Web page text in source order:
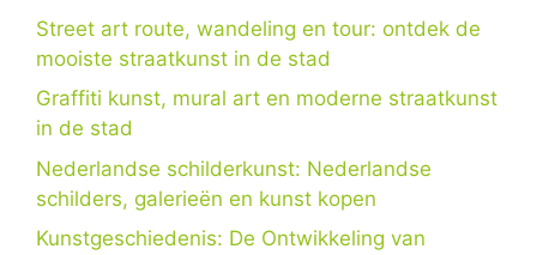
Street art route, wandeling en tour: ontdek de
mooiste straatkunst in de stad
Graffiti kunst, mural art en moderne straatkunst
in de stad
Nederlandse schilderkunst: Nederlandse
schilders, galerieën en kunst kopen
Kunstgeschiedenis: De Ontwikkeling van